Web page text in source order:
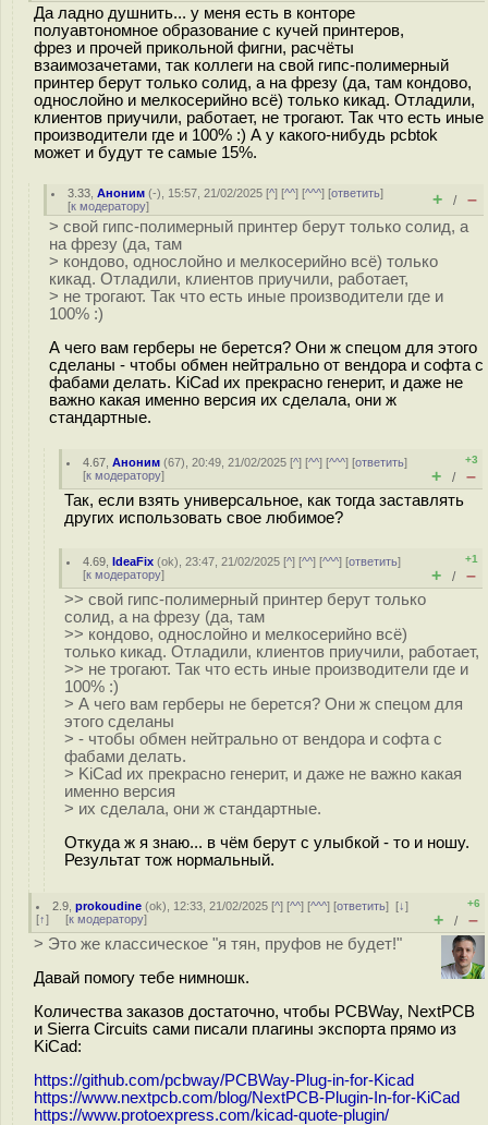
Да ладно душнить... у меня есть в конторе
полуавтономное образование с кучей принтеров,
фрез и прочей прикольной фигни, расчёты
взаимозачетами, так коллеги на свой гипс-полимерный
принтер берут только солид, а на фрезу (да, там кондово,
однослойно и мелкосерийно всё) только кикад. Отладили,
клиентов приучили, работает, не трогают. Так что есть иные
производители где и 100% :) А у какого-нибудь pcbtok
может и будут те самые 15%.
3.33 ,Аноним (-), 15:57, 21/02/2025 [^] [^^] [^^^] [ответить]
[к модератору] + / –
> свой гипс-полимерный принтер берут только солид, а
на фрезу (да, там
> кондово, однослойно и мелкосерийно всё) только
кикад. Отладили, клиентов приучили, работает,
> не трогают. Так что есть иные производители где и
100% :)
А чего вам герберы не берется? Они ж спецом для этого
сделаны - чтобы обмен нейтрально от вендора и софта с
фабами делать. KiCad их прекрасно генерит, и даже не
важно какая именно версия их сделала, они ж
стандартные.
4.67 ,Аноним (67), 20:49, 21/02/2025 [^] [^^] [^^^] [ответить]
[к модератору]
+3
+ / –
Так, если взять универсальное, как тогда заставлять
других использовать свое любимое?
4.69 ,IdeaFix (ok), 23:47, 21/02/2025 [^] [^^] [^^^] [ответить]
[к модератору]
+1
+ / –
>> свой гипс-полимерный принтер берут только
солид, а на фрезу (да, там
>> кондово, однослойно и мелкосерийно всё)
только кикад. Отладили, клиентов приучили, работает,
>> не трогают. Так что есть иные производители где и
100% :)
> А чего вам герберы не берется? Они ж спецом для
этого сделаны
> - чтобы обмен нейтрально от вендора и софта с
фабами делать.
> KiCad их прекрасно генерит, и даже не важно какая
именно версия
> их сделала, они ж стандартные.
Откуда ж я знаю... в чём берут с улыбкой - то и ношу.
Результат тож нормальный.
2.9 ,prokoudine (ok), 12:33, 21/02/2025 [^] [^^] [^^^] [ответить][↓]
[↑] [к модератору]
+6
+ / –
> Это же классическое "я тян, пруфов не будет!"
Давай помогу тебе нимношк.
Количества заказов достаточно, чтобы PCBWay, NextPCB
и Sierra Circuits сами писали плагины экспорта прямо из
KiCad:
https://github.com/pcbway/PCBWay-Plug-in-for-Kicad
https://www.nextpcb.com/blog/NextPCB-Plugin-In-for-KiCad
https://www.protoexpress.com/kicad-quote-plugin/